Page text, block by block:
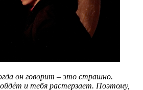
он говорит – это страшно.
и тебя растерзает. Поэтому,